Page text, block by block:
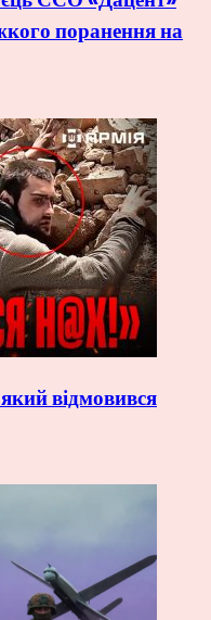
поранення на
відмовився